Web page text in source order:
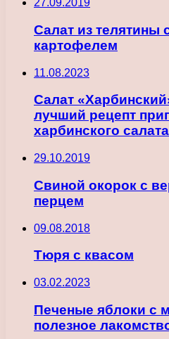
27.09.2019
Салат из телятины
картофелем
11.08.2023
Салат
лучший рецепт
харбинского
29.10.2019
Свиной окорок с
перцем
09.08.2018
Тюря с квасом
03.02.2023
Печеные яблоки с
полезное